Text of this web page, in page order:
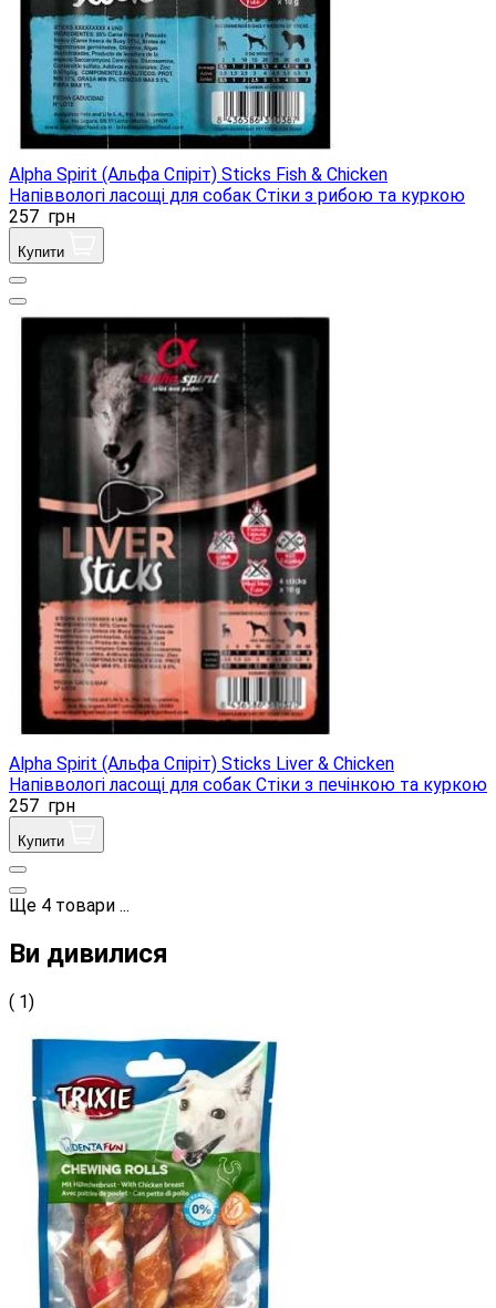
Alpha Spirit (Альфа Спіріт) Sticks Fish & Chicken
Напіввологі ласощі для собак Стіки з рибою та куркою
257 грн
Купити
Alpha Spirit (Альфа Спіріт) Sticks Liver & Chicken
Напіввологі ласощі для собак Стіки з печінкою та куркою
257 грн
Купити
Ще 4 товари ...
Ви дивилися
( 1)